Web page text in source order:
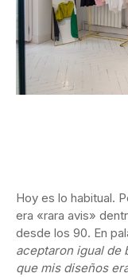
Hoy es lo habitual.
era «rara avis»
desde los 90. En
aceptaron igual de
que mis diseños